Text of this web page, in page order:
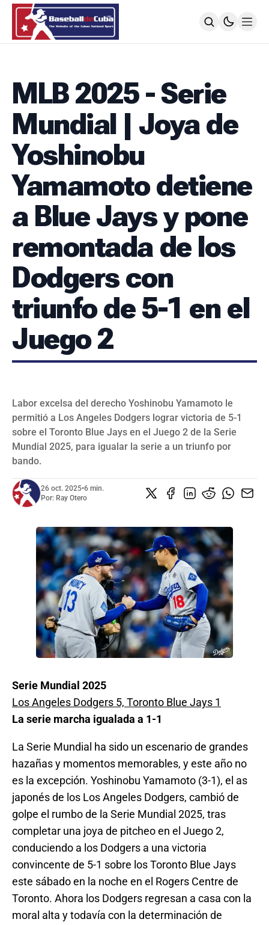
MLB
TODOS LOS JUEGOS
SIGUIENDO A LOS CUBANOS
LIGA ÉLITE
CALENDARIO
POSICIONES
64 SNB
POSTEMPORADA
POSICIONES
SUBVALORADOS DEL BÉISBOL CUBANO
SERIES NACIONALES
EVENTOS INTERNACIONALES
CLÁSICO MUNDIAL DE BÉISBOL 2026
BÉISBOL INTERNACIONAL
MLB 2025 - Serie
Mundial | Joya de
Yoshinobu
Yamamoto detiene
a Blue Jays y pone
remontada de los
Dodgers con
triunfo de 5-1 en el
Juego 2
Labor excelsa del derecho Yoshinobu Yamamoto le
permitió a Los Angeles Dodgers lograr victoria de 5-1
sobre el Toronto Blue Jays en el Juego 2 de la Serie
Mundial 2025, para igualar la serie a un triunfo por
bando.
26 oct. 2025•6 min.
Por: Ray Otero
Serie Mundial 2025
Los Angeles Dodgers 5, Toronto Blue Jays 1
La serie marcha igualada a 1-1
La Serie Mundial ha sido un escenario de grandes
hazañas y momentos memorables, y este año no
es la excepción. Yoshinobu Yamamoto (3-1), el as
japonés de los Los Angeles Dodgers, cambió de
golpe el rumbo de la Serie Mundial 2025, tras
completar una joya de pitcheo en el Juego 2,
conduciendo a los Dodgers a una victoria
convincente de 5-1 sobre los Toronto Blue Jays
este sábado en la noche en el Rogers Centre de
Toronto. Ahora los Dodgers regresan a casa con la
moral alta y todavía con la determinación de